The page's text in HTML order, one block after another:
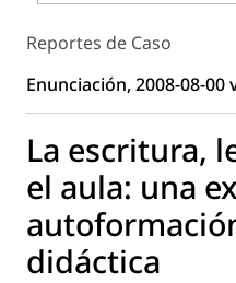
Reportes de Caso
Enunciación, 2008-08-00
La escritura,
el aula: una
didáctica